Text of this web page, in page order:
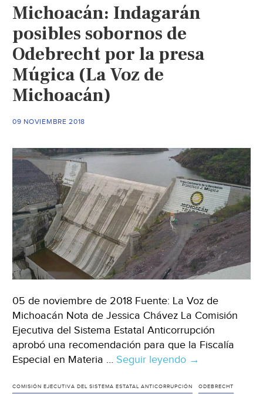
J.
Múgica-
Odebrecht
(Quadratin)
Michoacán: Indagarán
posibles sobornos de
Odebrecht por la presa
Múgica (La Voz de
Michoacán)
09 NOVIEMBRE 2018
05 de noviembre de 2018 Fuente: La Voz de
Michoacán Nota de Jessica Chávez La Comisión
Ejecutiva del Sistema Estatal Anticorrupción
aprobó una recomendación para que la Fiscalía
Especial en Materia … Seguir leyendo Michoacán:
posibles
→
COMISIÓN EJECUTIVA DEL SISTEMA ESTATAL ANTICORRUPCIÓN ODEBRECHT